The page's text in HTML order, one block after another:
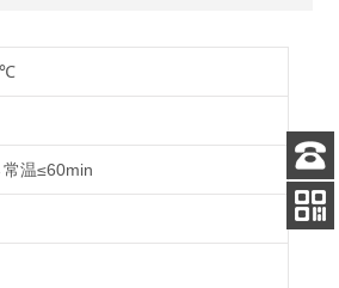
温≤60min
客服
电话